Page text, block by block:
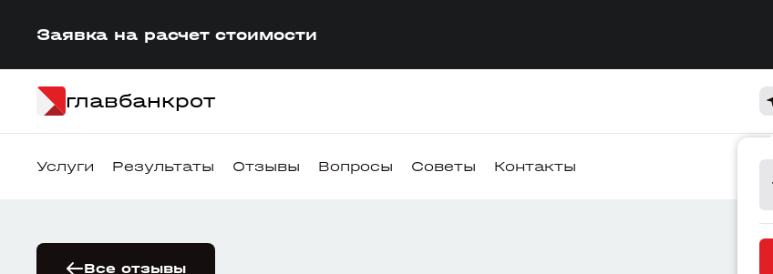
Заявка на расчет стоимости
главбанкрот
Услуги Результаты Отзывы Вопросы Советы Контакты
Все отзывы